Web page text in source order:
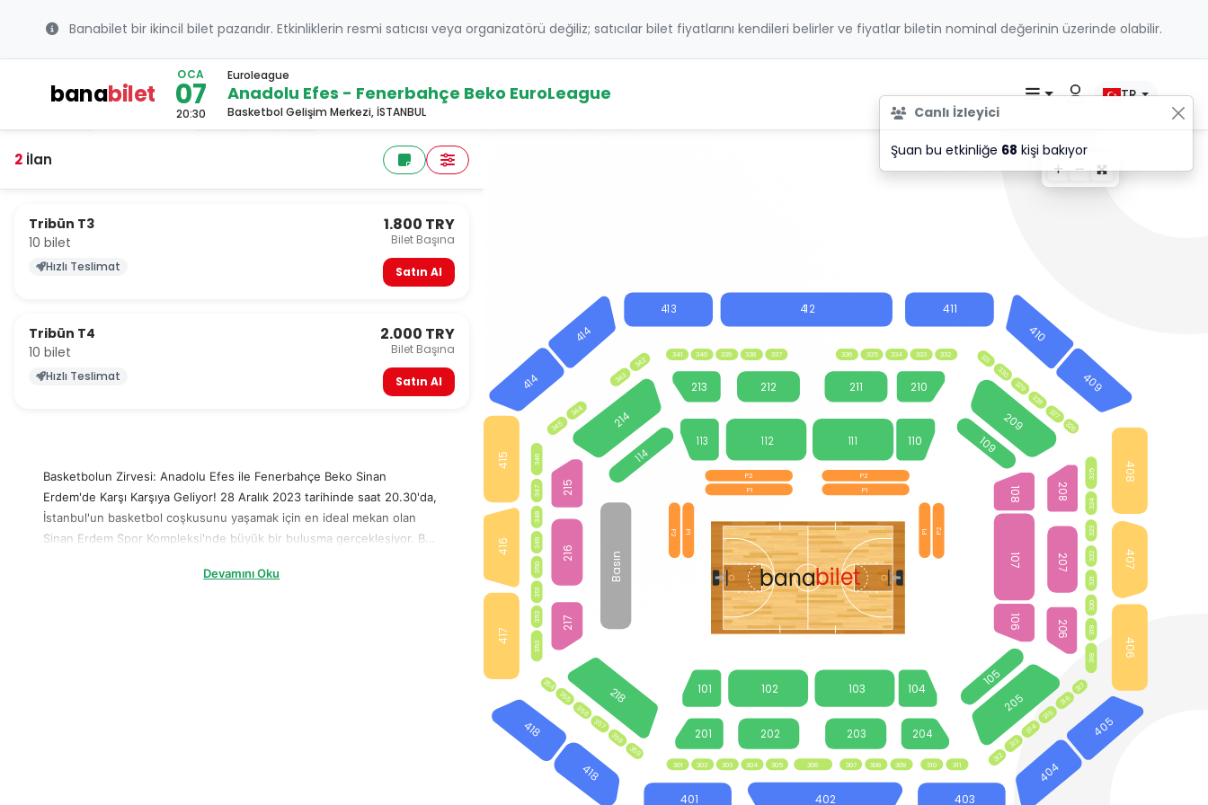
Banabilet bir ikincil bilet pazarıdır. Etkinliklerin resmi satıcısı veya organizatörü değiliz; satıcılar bilet fiyatlarını kendileri belirler ve fiyatlar biletin nominal değerinin üzerinde olabilir.
banabilet
OCA
07
20:30
Euroleague
Anadolu Efes - Fenerbahçe Beko EuroLeague
Basketbol Gelişim Merkezi, İSTANBUL
TR
2 İlan
Tribün T3
10 bilet
1.800 TRY
Bilet Başına
Hızlı Teslimat
Satın Al
Tribün T4
10 bilet
2.000 TRY
Bilet Başına
Hızlı Teslimat
Satın Al
Basketbolun Zirvesi: Anadolu Efes ile Fenerbahçe Beko Sinan
Erdem'de Karşı Karşıya Geliyor! 28 Aralık 2023 tarihinde saat 20.30'da,
İstanbul'un basketbol coşkusunu yaşamak için en ideal mekan olan
Sinan Erdem Spor Kompleksi'nde büyük bir buluşma gerçekleşiyor. Bu
Efes ile Fenerbahçe Beko'nun mücadelesiyle yükselecek. Bu maç,
Devamını Oku
359
358
357
356
355
354
353
352
351
350
349
348
347
346
345
344
343
342 341 340 339 338 337 336 335 334 333 332 331
330
329
328
327
326
325
324
323
322
321
320
319
318
317
316
315
314
313
312
311
310
309
308
307
306
305
304
303
302
301
418
418
414
414
413 412 411
410
409
405
404
403
402
401
417
416
415
408
407
406
217
216
215 208
207
206
108
107
106
218
214
213 212 211 210
209
205
204
203
202
201
114
113 112 111 110 109
105
104
103
102
101
Basın
P2
P2
P2
P2 P1
P1
P1
P1
banabilet
Canlı İzleyici
Şuan bu etkinliğe 68 kişi bakıyor